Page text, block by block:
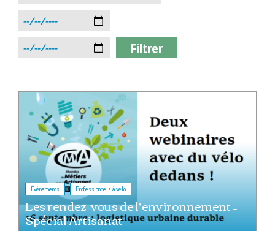
Événements , Professionnels à vélo
Les rendez-vous de l’environnement –
Spécial Artisanat